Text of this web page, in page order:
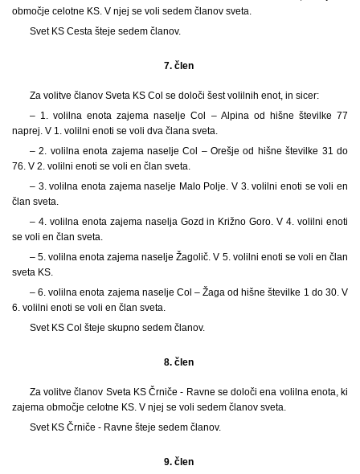
območje celotne KS. V njej se voli sedem članov sveta.
Svet KS Cesta šteje sedem članov.
7. člen
Za volitve članov Sveta KS Col se določi šest volilnih enot, in sicer:
– 1. volilna enota zajema naselje Col – Alpina od hišne številke 77
naprej. V 1. volilni enoti se voli dva člana sveta.
– 2. volilna enota zajema naselje Col – Orešje od hišne številke 31 do
76. V 2. volilni enoti se voli en član sveta.
– 3. volilna enota zajema naselje Malo Polje. V 3. volilni enoti se voli en
član sveta.
– 4. volilna enota zajema naselja Gozd in Križno Goro. V 4. volilni enoti
se voli en član sveta.
– 5. volilna enota zajema naselje Žagolič. V 5. volilni enoti se voli en član
sveta KS.
– 6. volilna enota zajema naselje Col – Žaga od hišne številke 1 do 30. V
6. volilni enoti se voli en član sveta.
Svet KS Col šteje skupno sedem članov.
8. člen
Za volitve članov Sveta KS Črniče - Ravne se določi ena volilna enota, ki
zajema območje celotne KS. V njej se voli sedem članov sveta.
Svet KS Črniče - Ravne šteje sedem članov.
9. člen